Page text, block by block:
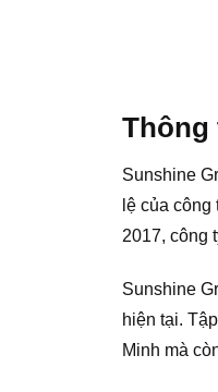
Thông
Sunshine
lệ của
2017, công
Sunshine
hiện tại.
Minh mà